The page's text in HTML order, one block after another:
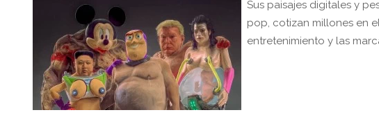
Sus paisajes digitales y
pop, cotizan millones en
entretenimiento y las